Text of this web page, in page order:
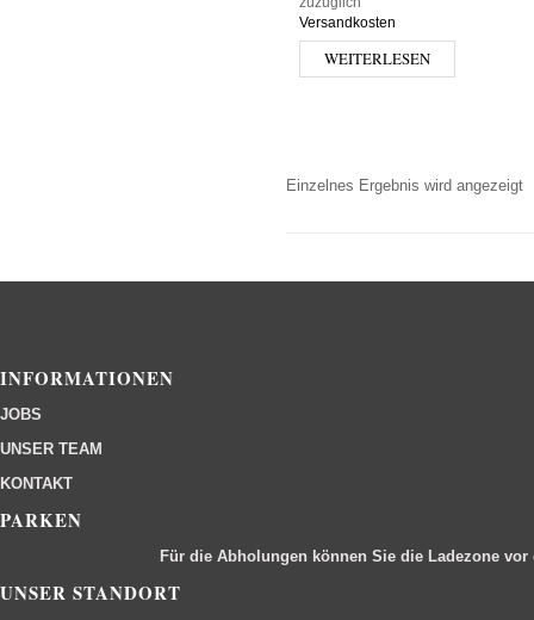
Versandkosten
WEITERLESEN
Einzelnes Ergebnis wird angezeigt
INFORMATIONEN
JOBS
UNSER TEAM
KONTAKT
PARKEN
Für die Abholungen können Sie die Ladezone
UNSER STANDORT